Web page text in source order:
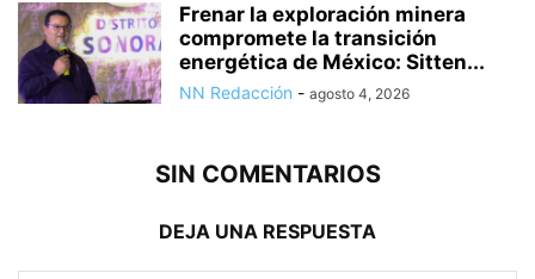
Frenar la exploración minera
compromete la transición
energética de México: Sitten...
NN Redacción - agosto 4, 2026
SIN COMENTARIOS
DEJA UNA RESPUESTA